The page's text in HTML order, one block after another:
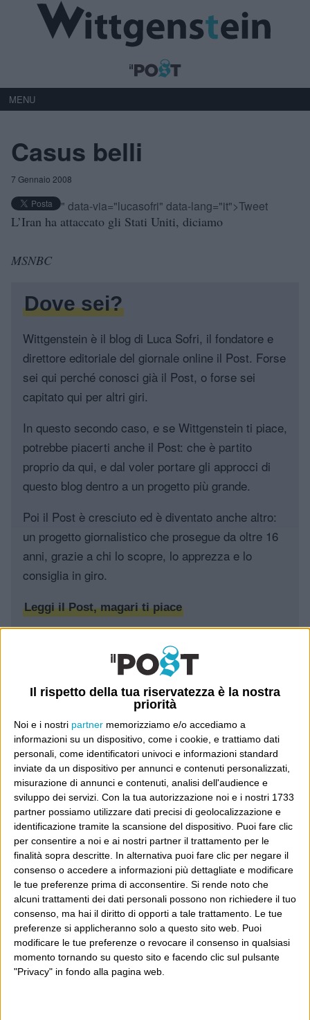
Il rispetto della tua riservatezza è la nostra
priorità
Noi e i nostri partner memorizziamo e/o accediamo a
informazioni su un dispositivo, come i cookie, e trattiamo dati
personali, come identificatori univoci e informazioni standard
inviate da un dispositivo per annunci e contenuti personalizzati,
misurazione di annunci e contenuti, analisi dell'audience e
sviluppo dei servizi. Con la tua autorizzazione noi e i nostri 1733
partner possiamo utilizzare dati precisi di geolocalizzazione e
identificazione tramite la scansione del dispositivo. Puoi fare clic
per consentire a noi e ai nostri partner il trattamento per le
finalità sopra descritte. In alternativa puoi fare clic per negare il
consenso o accedere a informazioni più dettagliate e modificare
le tue preferenze prima di acconsentire. Si rende noto che
alcuni trattamenti dei dati personali possono non richiedere il tuo
consenso, ma hai il diritto di opporti a tale trattamento. Le tue
preferenze si applicheranno solo a questo sito web. Puoi
modificare le tue preferenze o revocare il consenso in qualsiasi
momento tornando su questo sito e facendo clic sul pulsante
"Privacy" in fondo alla pagina web.
MENU
Casus belli
7 Gennaio 2008
" data-via="lucasofri" data-lang="it">Tweet
L’Iran ha attaccato gli Stati Uniti, diciamo
MSNBC
Dove sei?
Wittgenstein è il blog di Luca Sofri, il fondatore e
direttore editoriale del giornale online il Post. Forse
sei qui perché conosci già il Post, o forse sei
capitato qui per altri giri.
In questo secondo caso, e se Wittgenstein ti piace,
potrebbe piacerti anche il Post: che è partito
proprio da qui, e dal voler portare gli approcci di
questo blog dentro a un progetto più grande.
Poi il Post è cresciuto ed è diventato anche altro:
un progetto giornalistico che prosegue da oltre 16
anni, grazie a chi lo scopre, lo apprezza e lo
consiglia in giro.
Leggi il Post, magari ti piace
Wittgenstein
POST PRECEDENTE
Avanti
La posizione di questo blog
sull’Ecopass è:
E per i regali di Natale